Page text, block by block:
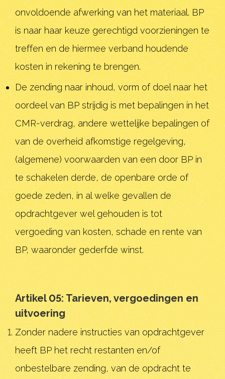
onvoldoende afwerking van het materiaal. BP
is naar haar keuze gerechtigd voorzieningen te
treffen en de hiermee verband houdende
kosten in rekening te brengen.
De zending naar inhoud, vorm of doel naar het
oordeel van BP strijdig is met bepalingen in het
CMR-verdrag, andere wettelijke bepalingen of
van de overheid afkomstige regelgeving,
(algemene) voorwaarden van een door BP in
te schakelen derde, de openbare orde of
goede zeden, in al welke gevallen de
opdrachtgever wel gehouden is tot
vergoeding van kosten, schade en rente van
BP, waaronder gederfde winst.
Artikel 05: Tarieven, vergoedingen en
uitvoering
Zonder nadere instructies van opdrachtgever
heeft BP het recht restanten en/of
onbestelbare zending, van de opdracht te